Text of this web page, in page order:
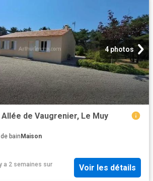
4 photos
de Vaugrenier, Le Muy
bain Maison
a 2 semaines sur
Voir les détails